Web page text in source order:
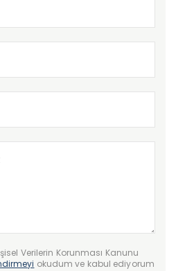
Verilerin Korunması Kanunu
okudum ve kabul ediyorum